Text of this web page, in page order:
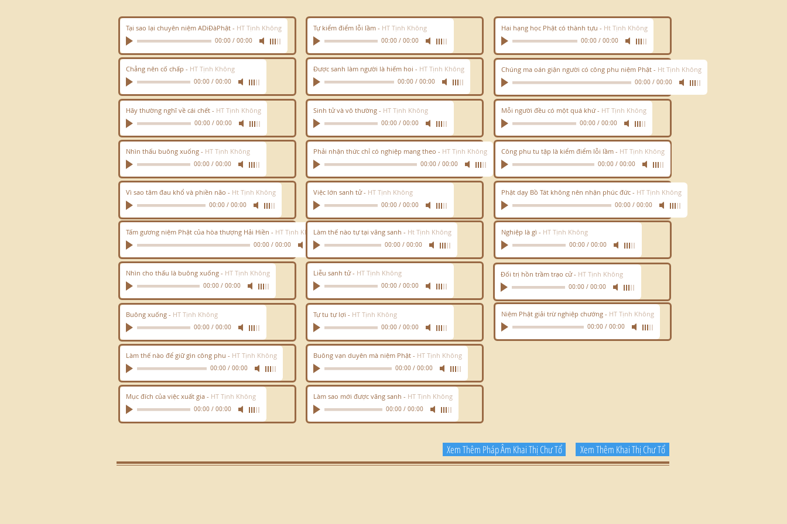
Tại sao lại chuyên niệm ADiĐàPhật - HT Tịnh Không
00:00 / 00:00
Chẳng nên cố chấp - HT Tịnh Không
00:00 / 00:00
Hãy thường nghĩ về cái chết - HT Tịnh Không
00:00 / 00:00
Nhìn thấu buông xuống - HT Tịnh Không
00:00 / 00:00
Vì sao tâm đau khổ và phiền não - Ht Tịnh Không
00:00 / 00:00
Tấm gương niệm Phật của hòa thượng Hải Hiền - HT Tịnh Không
00:00 / 00:00
Nhìn cho thấu là buông xuống - HT Tịnh Không
00:00 / 00:00
Buông xuống - HT Tịnh Không
00:00 / 00:00
Làm thế nào để giữ gìn công phu - HT Tịnh Không
00:00 / 00:00
Mục đích của việc xuất gia - HT Tịnh Không
00:00 / 00:00
Tự kiểm điểm lỗi lầm - HT Tịnh Không
00:00 / 00:00
Được sanh làm người là hiếm hoi - HT Tịnh Không
00:00 / 00:00
Sinh tử và vô thường - HT Tịnh Không
00:00 / 00:00
Phải nhận thức chỉ có nghiệp mang theo - HT Tịnh Không
00:00 / 00:00
Việc lớn sanh tử- HT Tịnh Không
00:00 / 00:00
Làm thế nào tự tại vãng sanh - Ht Tịnh Không
00:00 / 00:00
Liễu sanh tử- HT Tịnh Không
00:00 / 00:00
Tự tu tự lợi - HT Tịnh Không
00:00 / 00:00
Buông vạn duyên mà niệm Phật - HT Tịnh Không
00:00 / 00:00
Làm sao mới được vãng sanh - HT Tịnh Không
00:00 / 00:00
Hai hạng học Phật có thành tựu - Ht Tịnh Không
00:00 / 00:00
Chúng ma oán giận người có công phu niệm Phật - Ht Tịnh Không
00:00 / 00:00
Mỗi người đều có một quá khứ- HT Tịnh Không
00:00 / 00:00
Công phu tu tập là kiểm điểm lỗi lầm - HT Tịnh Không
00:00 / 00:00
Phật dạy Bồ Tát không nên nhận phúc đức - HT Tịnh Không
00:00 / 00:00
Nghiệp là gì - HT Tịnh Không
00:00 / 00:00
Đối trị hồn trầm trạo cử- HT Tịnh Không
00:00 / 00:00
Niệm Phật giải trừ nghiệp chướng - HT Tịnh Không
00:00 / 00:00
Xem Thêm Pháp Âm Khai Thị Chư Tổ Xem Thêm Khai Thị Chư Tổ